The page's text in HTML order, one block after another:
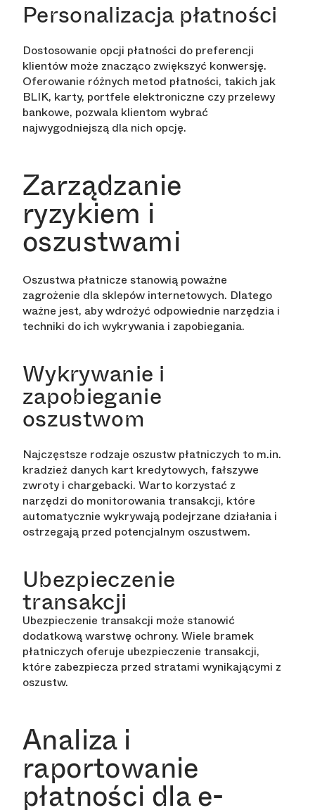
Personalizacja płatności
Dostosowanie opcji płatności do preferencji
klientów może znacząco zwiększyć konwersję.
Oferowanie różnych metod płatności, takich jak
BLIK, karty, portfele elektroniczne czy przelewy
bankowe, pozwala klientom wybrać
najwygodniejszą dla nich opcję.
Zarządzanie
ryzykiem i
oszustwami
Oszustwa płatnicze stanowią poważne
zagrożenie dla sklepów internetowych. Dlatego
ważne jest, aby wdrożyć odpowiednie narzędzia i
techniki do ich wykrywania i zapobiegania.
Wykrywanie i
zapobieganie
oszustwom
Najczęstsze rodzaje oszustw płatniczych to m.in.
kradzież danych kart kredytowych, fałszywe
zwroty i chargebacki. Warto korzystać z
narzędzi do monitorowania transakcji, które
automatycznie wykrywają podejrzane działania i
ostrzegają przed potencjalnym oszustwem.
Ubezpieczenie
transakcji
Ubezpieczenie transakcji może stanowić
dodatkową warstwę ochrony. Wiele bramek
płatniczych oferuje ubezpieczenie transakcji,
które zabezpiecza przed stratami wynikającymi z
oszustw.
Analiza i
raportowanie
płatności dla e-